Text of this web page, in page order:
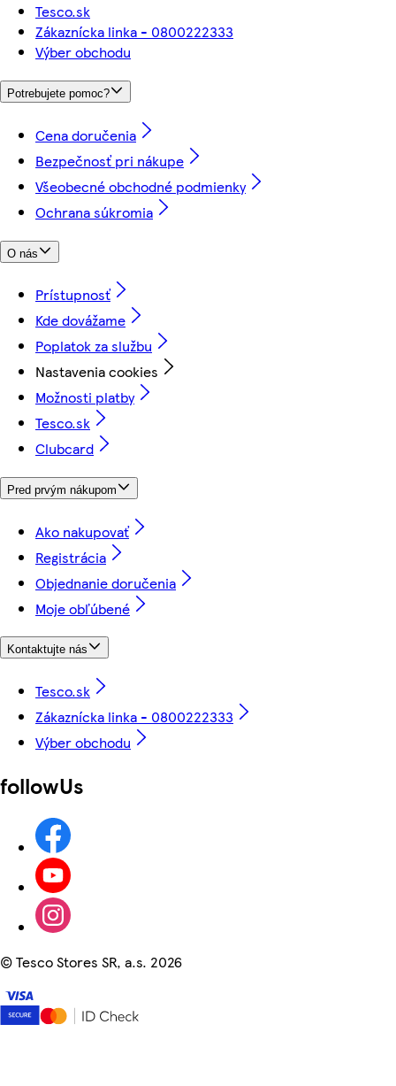
Tesco.sk
Zákaznícka linka - 0800222333
Výber obchodu
Potrebujete pomoc?
Cena doručenia
Bezpečnosť pri nákupe
Všeobecné obchodné podmienky
Ochrana súkromia
O nás
Prístupnosť
Kde dovážame
Poplatok za službu
Nastavenia cookies
Možnosti platby
Tesco.sk
Clubcard
Pred prvým nákupom
Ako nakupovať
Registrácia
Objednanie doručenia
Moje obľúbené
Kontaktujte nás
Tesco.sk
Zákaznícka linka - 0800222333
Výber obchodu
followUs
©Tesco Stores SR, a.s. 2026